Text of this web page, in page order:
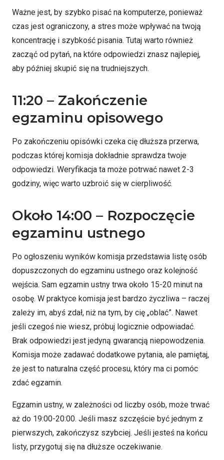
Ważne jest, by szybko pisać na komputerze, ponieważ
czas jest ograniczony, a stres może wpływać na twoją
koncentrację i szybkość pisania. Tutaj warto również
zacząć od pytań, na które odpowiedzi znasz najlepiej,
aby później skupić się na trudniejszych.
11:20 – Zakończenie
egzaminu opisowego
Po zakończeniu opisówki czeka cię dłuższa przerwa,
podczas której komisja dokładnie sprawdza twoje
odpowiedzi. Weryfikacja ta może potrwać nawet 2-3
godziny, więc warto uzbroić się w cierpliwość.
Około 14:00 – Rozpoczęcie
egzaminu ustnego
Po ogłoszeniu wyników komisja przedstawia listę osób
dopuszczonych do egzaminu ustnego oraz kolejność
wejścia. Sam egzamin ustny trwa około 15-20 minut na
osobę. W praktyce komisja jest bardzo życzliwa – raczej
zależy im, abyś zdał, niż na tym, by cię „oblać”. Nawet
jeśli czegoś nie wiesz, próbuj logicznie odpowiadać.
Brak odpowiedzi jest jedyną gwarancją niepowodzenia.
Komisja może zadawać dodatkowe pytania, ale pamiętaj,
że jest to naturalna część procesu, który ma ci pomóc
zdać egzamin.
Egzamin ustny, w zależności od liczby osób, może trwać
aż do 19:00-20:00. Jeśli masz szczęście być jednym z
pierwszych, zakończysz szybciej. Jeśli jesteś na końcu
listy, przygotuj się na dłuższe oczekiwanie.